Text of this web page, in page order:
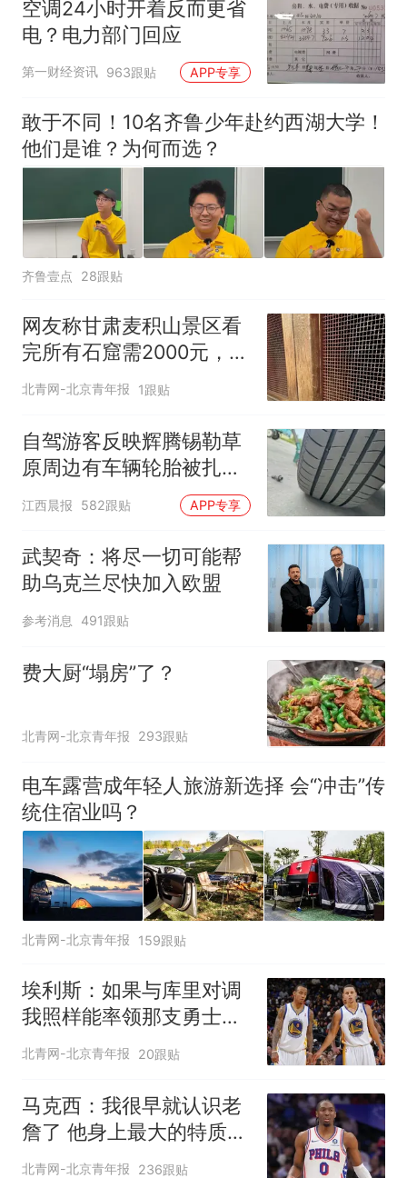
空调24小时开着反而更省
电？电力部门回应
第一财经资讯 963跟贴 APP专享
敢于不同！10名齐鲁少年赴约西湖大学！
他们是谁？为何而选？
齐鲁壹点 28跟贴
网友称甘肃麦积山景区看
完所有石窟需2000元，景
区：部分石窟受特别保
护，游客可按需买
北青网-北京青年报 1跟贴
自驾游客反映辉腾锡勒草
原周边有车辆轮胎被扎，
修理店铺换胎价格高达千
元，官方发布情况通报
江西晨报 582跟贴 APP专享
武契奇：将尽一切可能帮
助乌克兰尽快加入欧盟
参考消息 491跟贴
费大厨“塌房”了？
北青网-北京青年报 293跟贴
电车露营成年轻人旅游新选择 会“冲击”传
统住宿业吗？
北青网-北京青年报 159跟贴
埃利斯：如果与库里对调
我照样能率领那支勇士取
得现在的成就
北青网-北京青年报 20跟贴
马克西：我很早就认识老
詹了 他身上最大的特质就
是谦逊
北青网-北京青年报 236跟贴